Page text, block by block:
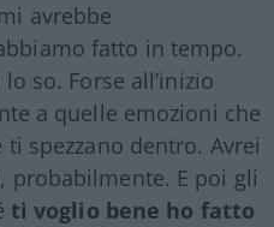
avrebbe
fatto in tempo.
so. Forse all’inizio
a quelle emozioni che
spezzano dentro. Avrei
probabilmente. E poi gli
ti voglio bene ho fatto